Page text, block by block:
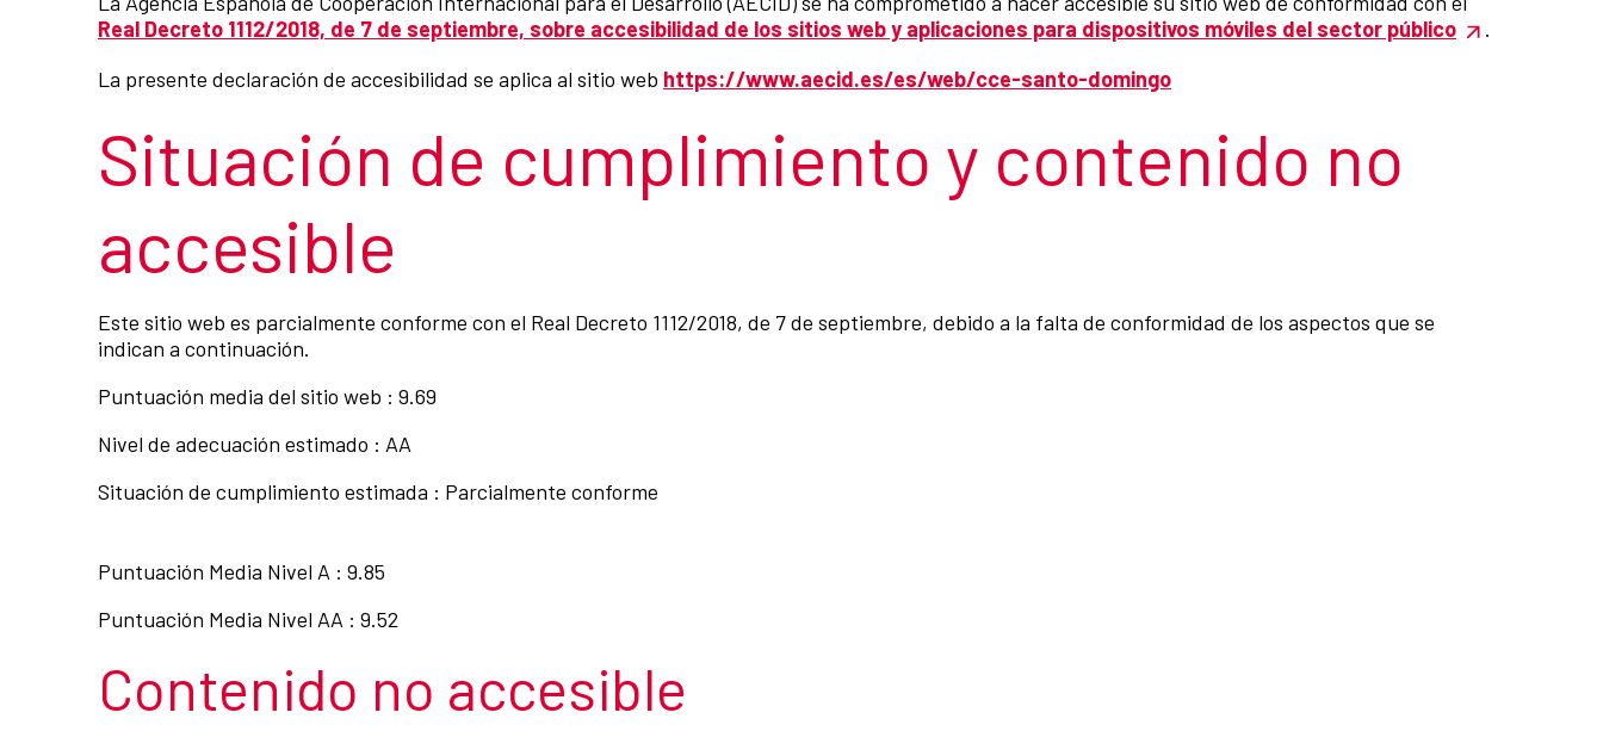
Real Decreto 1112/2018, de 7 de septiembre, sobre accesibilidad de los sitios web y aplicaciones para dispositivos móviles del sector público
.
La presente declaración de accesibilidad se aplica al sitio web https://www.aecid.es/es/web/cce-santo-domingo
Situación de cumplimiento y contenido no
accesible
Este sitio web es parcialmente conforme con el Real Decreto 1112/2018, de 7 de septiembre, debido a la falta de conformidad de los aspectos que se
indican a continuación.
Puntuación media del sitio web : 9.69
Nivel de adecuación estimado : AA
Situación de cumplimiento estimada : Parcialmente conforme
Puntuación Media Nivel A : 9.85
Puntuación Media Nivel AA : 9.52
Contenido no accesible